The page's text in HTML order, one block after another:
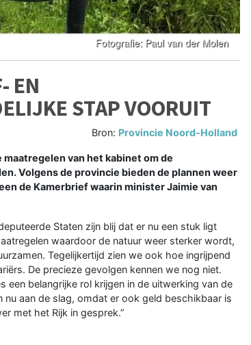
EN
STAP VOORUIT
Bron: Provincie Noord-Holland
van het kabinet om de
Volgens de provincie bieden de plannen weer
de Kamerbrief waarin minister Jaimie van
Staten zijn blij dat er nu een stuk ligt
waardoor de natuur weer sterker wordt,
Tegelijkertijd zien we ook hoe ingrijpend
De precieze gevolgen kennen we nog niet.
belangrijke rol krijgen in de uitwerking van de
aan de slag, omdat er ook geld beschikbaar is
met het Rijk in gesprek.”